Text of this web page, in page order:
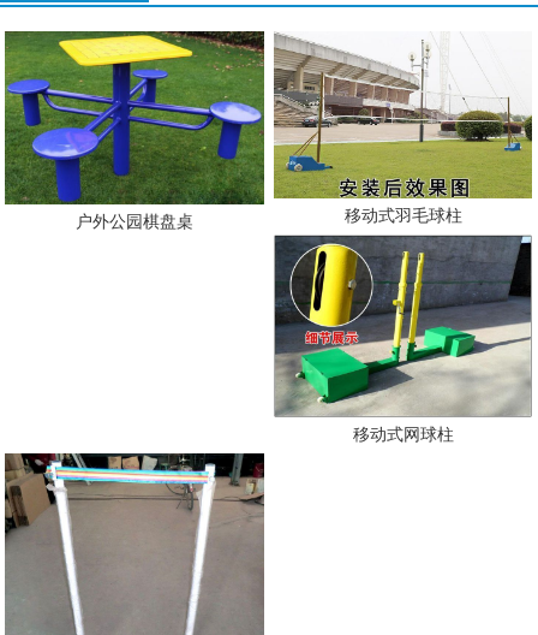
户外公园棋盘桌 移动式羽毛球柱
移动式网球柱